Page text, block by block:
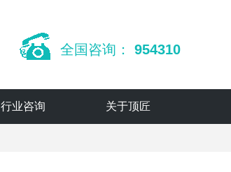
全国咨询： 954310
行业咨询 关于顶匠